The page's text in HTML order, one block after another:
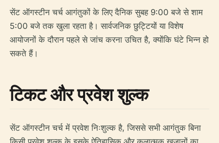
सेंट ऑगस्टीन चर्च आगंतुकों के लिए दैनिक सुबह 9:00 बजे से शाम
5:00 बजे तक खुला रहता है। सार्वजनिक छुट्टियों या विशेष
आयोजनों के दौरान पहले से जांच करना उचित है, क्योंकि घंटे भिन्न हो
सकते हैं।
टिकट और प्रवेश शुल्क
सेंट ऑगस्टीन चर्च में प्रवेश निःशुल्क है, जिससे सभी आगंतुक बिना